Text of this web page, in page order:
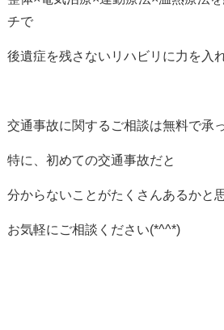
チで
後遺症を残さないリハビリに力を入
交通事故に関するご相談は無料で承
特に、初めての交通事故だと
分からないことがたくさんあるかと
お気軽にご相談ください(*^^*)